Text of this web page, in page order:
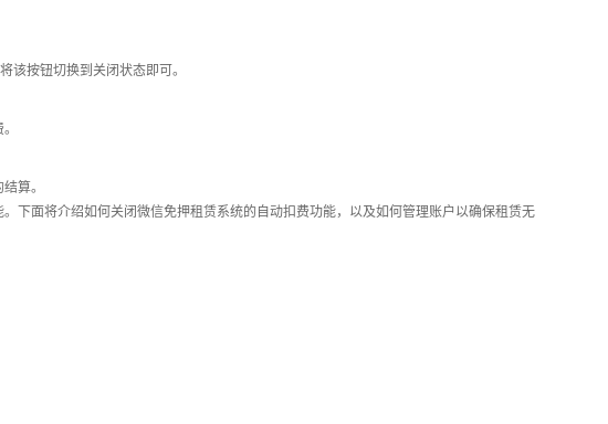
该按钮切换到关闭状态即可。
算。
下面将介绍如何关闭微信免押租赁系统的自动扣费功能，以及如何管理账户以确保租赁无